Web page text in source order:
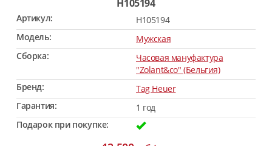
H105194
Артикул:
H105194
Модель:
Мужская
Сборка:
Часовая мануфактура
"Zolant&co" (Бельгия)
Бренд:
Tag Heuer
Гарантия:
1 год
Подарок при покупке: